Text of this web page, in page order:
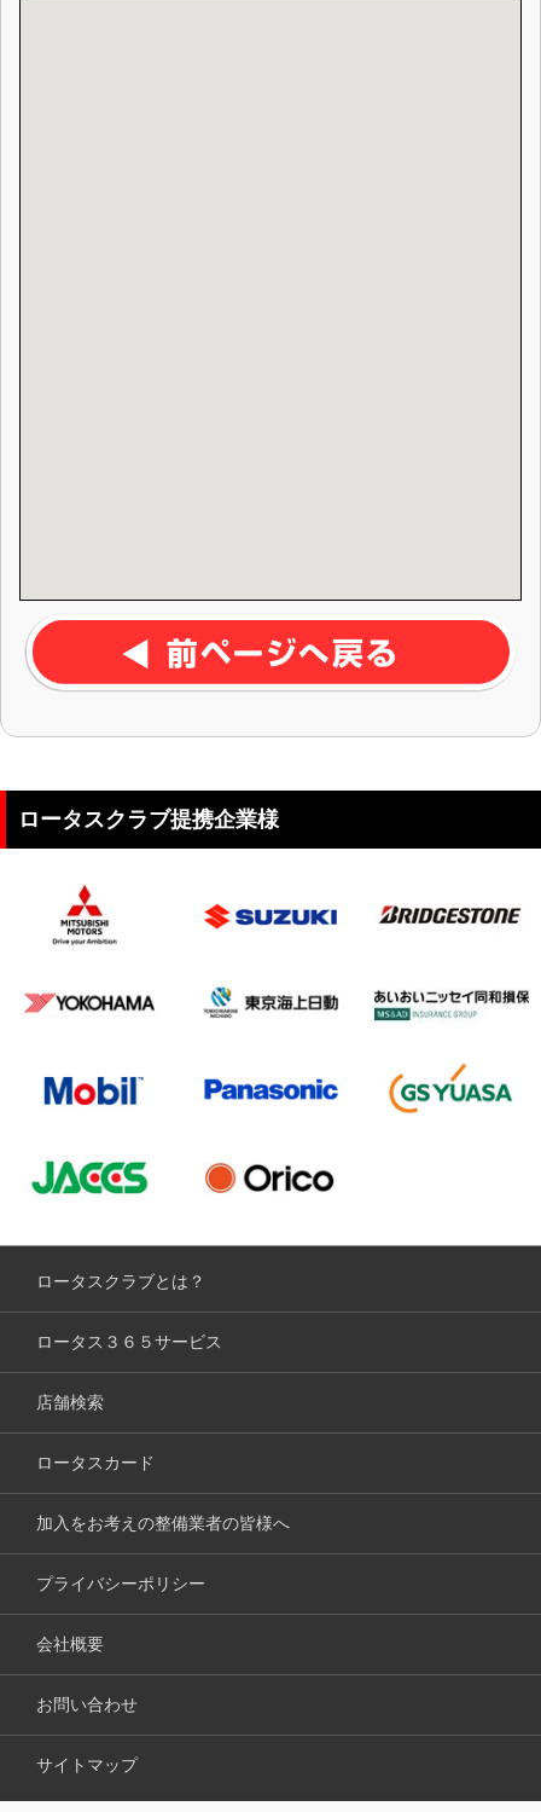
ロータスクラブ提携企業様
ロータスクラブとは？
ロータス３６５サービス
店舗検索
ロータスカード
加入をお考えの整備業者の皆様へ
プライバシーポリシー
会社概要
お問い合わせ
サイトマップ